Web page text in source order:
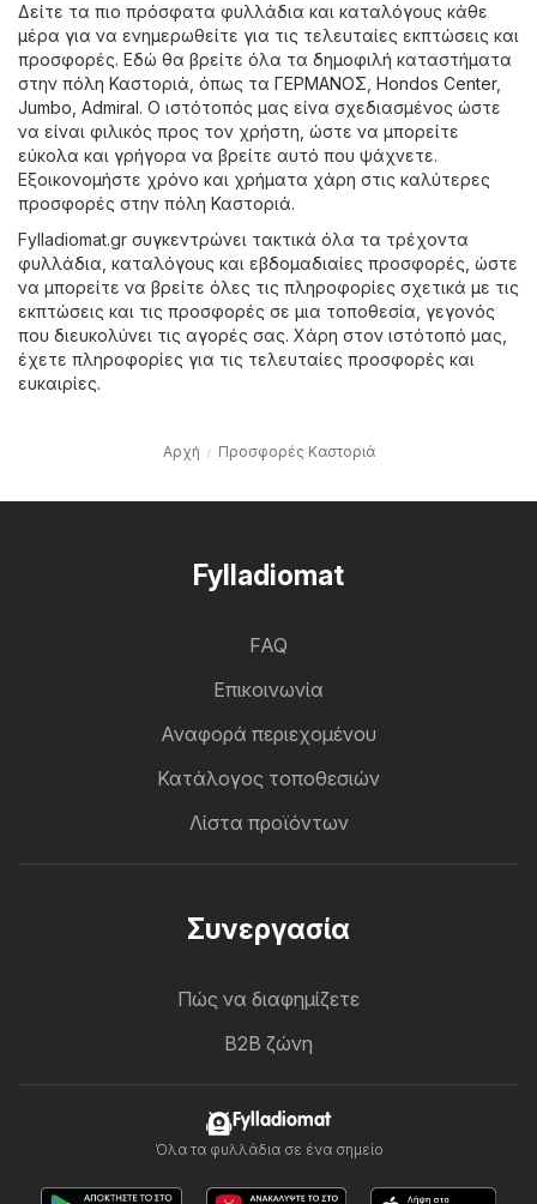
Δείτε τα πιο πρόσφατα φυλλάδια και καταλόγους κάθε
μέρα για να ενημερωθείτε για τις τελευταίες εκπτώσεις και
προσφορές. Εδώ θα βρείτε όλα τα δημοφιλή καταστήματα
στην πόλη Καστοριά, όπως τα ΓΕΡΜΑΝΟΣ, Hondos Center,
Jumbo, Admiral . Ο ιστότοπός μας είνα σχεδιασμένος ώστε
να είναι φιλικός προς τον χρήστη, ώστε να μπορείτε
εύκολα και γρήγορα να βρείτε αυτό που ψάχνετε.
Εξοικονομήστε χρόνο και χρήματα χάρη στις καλύτερες
προσφορές στην πόλη Καστοριά.
Fylladiomat.gr συγκεντρώνει τακτικά όλα τα τρέχοντα
φυλλάδια, καταλόγους και εβδομαδιαίες προσφορές, ώστε
να μπορείτε να βρείτε όλες τις πληροφορίες σχετικά με τις
εκπτώσεις και τις προσφορές σε μια τοποθεσία, γεγονός
που διευκολύνει τις αγορές σας. Χάρη στον ιστότοπό μας,
έχετε πληροφορίες για τις τελευταίες προσφορές και
ευκαιρίες.
Αρχή Προσφορές Καστοριά
Fylladiomat
FAQ
Επικοινωνία
Αναφορά περιεχομένου
Κατάλογος τοποθεσιών
Λίστα προϊόντων
Συνεργασία
Πώς να διαφημίζετε
B2B ζώνη
Fylladiomat
Όλα τα φυλλάδια σε ένα σημείο